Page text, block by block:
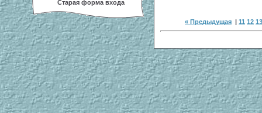
Старая форма входа
« Предыдущая | 11 12 13